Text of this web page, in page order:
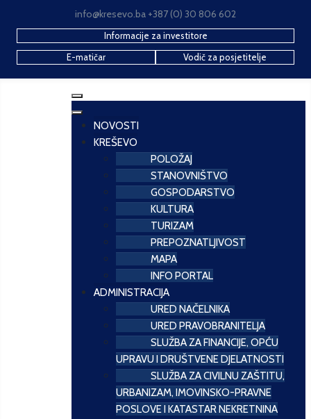
info@kresevo.ba +387 (0) 30 806 602
Informacije za investitore
E-matičar
Vodič za posjetitelje
NOVOSTI
KREŠEVO
POLOŽAJ
STANOVNIŠTVO
GOSPODARSTVO
KULTURA
TURIZAM
PREPOZNATLJIVOST
MAPA
INFO PORTAL
ADMINISTRACIJA
URED NAČELNIKA
URED PRAVOBRANITELJA
SLUŽBA ZA FINANCIJE, OPĆU
UPRAVU I DRUŠTVENE DJELATNOSTI
SLUŽBA ZA CIVILNU ZAŠTITU,
URBANIZAM, IMOVINSKO-PRAVNE
POSLOVE I KATASTAR NEKRETNINA